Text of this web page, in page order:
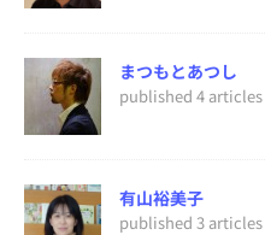
まつもとあつし
published 4 articles
有山裕美子
published 3 articles